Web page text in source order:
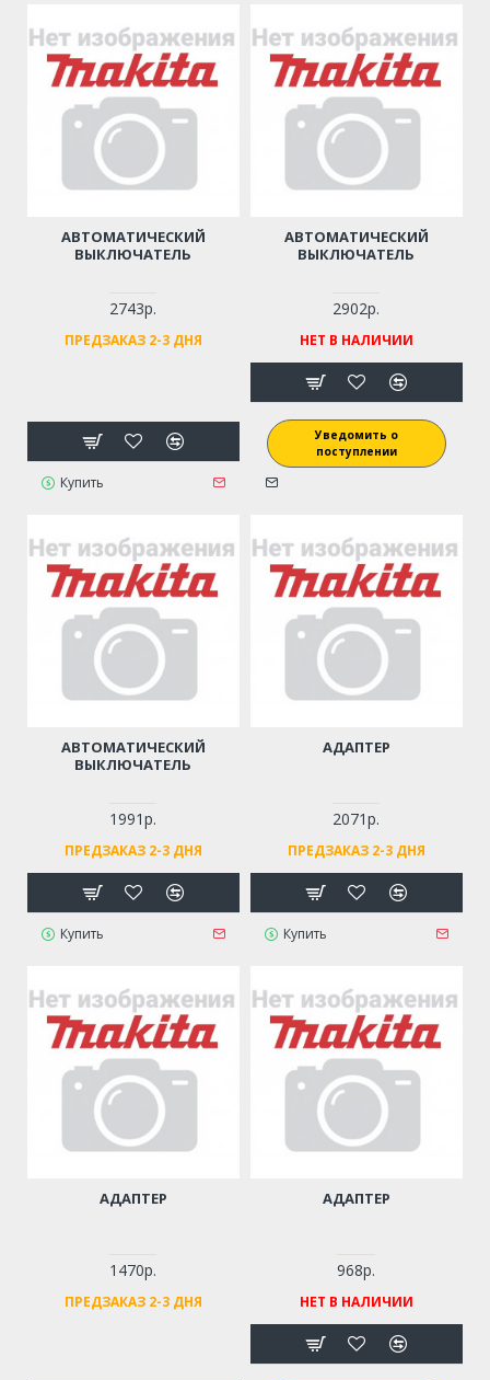
АВТОМАТИЧЕСКИЙ
ВЫКЛЮЧАТЕЛЬ
2743р.
ПРЕДЗАКАЗ 2-3 ДНЯ
Купить
АВТОМАТИЧЕСКИЙ
ВЫКЛЮЧАТЕЛЬ
2902р.
НЕТ В НАЛИЧИИ
Уведомить о
поступлении
АВТОМАТИЧЕСКИЙ
ВЫКЛЮЧАТЕЛЬ
1991р.
ПРЕДЗАКАЗ 2-3 ДНЯ
Купить
АДАПТЕР
2071р.
ПРЕДЗАКАЗ 2-3 ДНЯ
Купить
АДАПТЕР
1470р.
ПРЕДЗАКАЗ 2-3 ДНЯ
АДАПТЕР
968р.
НЕТ В НАЛИЧИИ